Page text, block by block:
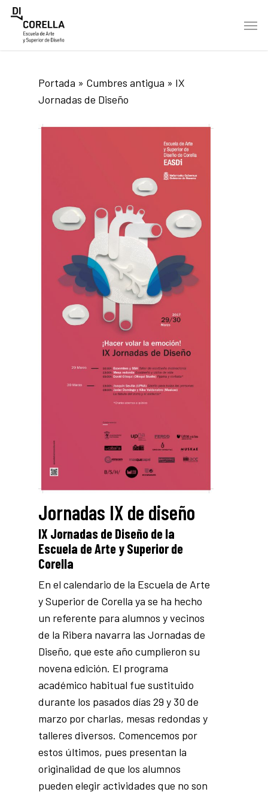
Skip
Menu
Portada » Cumbres antigua » IX
Jornadas de Diseño
Jornadas IX de diseño
IX Jornadas de Diseño de la
Escuela de Arte y Superior de
Corella
En el calendario de la Escuela de Arte
y Superior de Corella ya se ha hecho
un referente para alumnos y vecinos
de la Ribera navarra las Jornadas de
Diseño, que este año cumplieron su
novena edición. El programa
académico habitual fue sustituido
durante los pasados días 29 y 30 de
marzo por charlas, mesas redondas y
talleres diversos. Comencemos por
estos últimos, pues presentan la
originalidad de que los alumnos
pueden elegir actividades que no son